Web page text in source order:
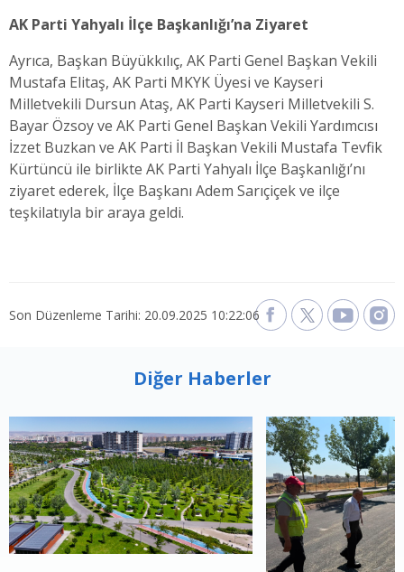
AK Parti Yahyalı İlçe Başkanlığı’na Ziyaret
Ayrıca, Başkan Büyükkılıç, AK Parti Genel Başkan Vekili
Mustafa Elitaş, AK Parti MKYK Üyesi ve Kayseri
Milletvekili Dursun Ataş, AK Parti Kayseri Milletvekili S.
Bayar Özsoy ve AK Parti Genel Başkan Vekili Yardımcısı
İzzet Buzkan ve AK Parti İl Başkan Vekili Mustafa Tevfik
Kürtüncü ile birlikte AK Parti Yahyalı İlçe Başkanlığı’nı
ziyaret ederek, İlçe Başkanı Adem Sarıçiçek ve ilçe
teşkilatıyla bir araya geldi.
Son Düzenleme Tarihi: 20.09.2025 10:22:06
Diğer Haberler